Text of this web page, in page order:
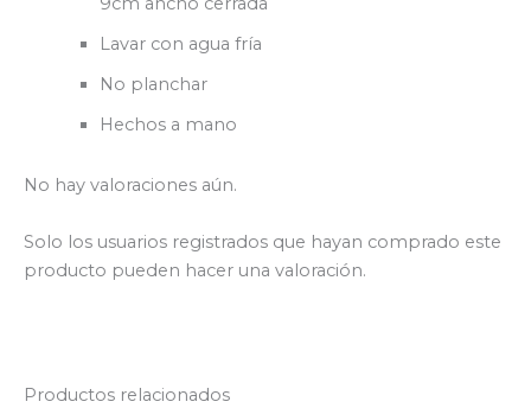
Lavar con agua fría
No planchar
Hechos a mano
No hay valoraciones aún.
Solo los usuarios registrados que hayan comprado este
producto pueden hacer una valoración.
Productos relacionados